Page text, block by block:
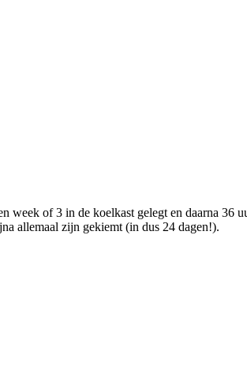
week of 3 in de koelkast gelegt en daarna 36
allemaal zijn gekiemt (in dus 24 dagen!).